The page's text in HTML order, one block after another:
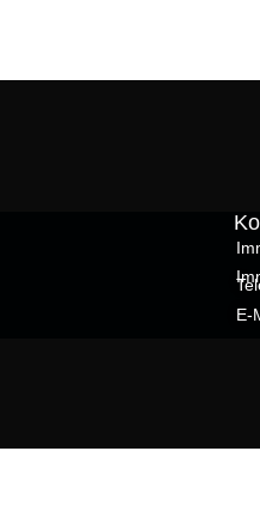
E-